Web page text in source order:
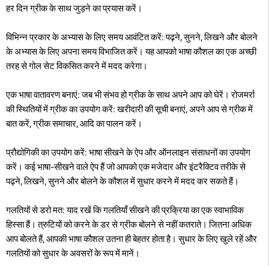
हर दिन ग्रीक के साथ जुड़ने का प्रयास करें।
विभिन्न प्रकार के अभ्यास के लिए समय आवंटित करें: पढ़ने, सुनने, लिखने और बोलने
के अभ्यास के लिए अपना समय विभाजित करें। यह आपको भाषा कौशल का एक अच्छी
तरह से गोल सेट विकसित करने में मदद करेगा।
एक भाषा वातावरण बनाएं: जब भी संभव हो ग्रीक के साथ अपने आप को घेरें। रोजमर्रा
की स्थितियों में ग्रीक का उपयोग करें: खरीदारी की सूची बनाएं, अपने आप से ग्रीक में
बात करें, ग्रीक समाचार, आदि का पालन करें।
प्रौद्योगिकी का उपयोग करें: भाषा सीखने के ऐप और ऑनलाइन संसाधनों का उपयोग
करें। कई भाषा-सीखने वाले ऐप हैं जो आपको एक मजेदार और इंटरैक्टिव तरीके से
पढ़ने, लिखने, सुनने और बोलने के कौशल में सुधार करने में मदद कर सकते हैं।
गलतियों से डरो मत: याद रखें कि गलतियाँ सीखने की प्रक्रिया का एक स्वाभाविक
हिस्सा हैं। त्रुटियों को करने के डर से ग्रीक बोलने से नहीं कतराते। जितना अधिक
आप बोलते हैं, आपकी भाषा कौशल उतना ही बेहतर होता है। सुधार के लिए खुले रहें और
गलतियों को सुधार के अवसरों के रूप में मानें।